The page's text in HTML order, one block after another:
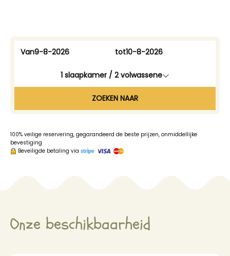
Van tot
1 slaapkamer / 2volwassene
ZOEKEN NAAR
100% veilige reservering, gegarandeerd de beste prijzen, onmiddellijke
bevestiging
Beveiligde betaling via
Onze beschikbaarheid